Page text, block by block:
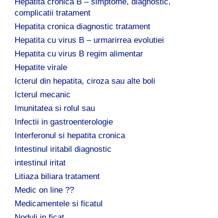
complicatii tratament
Hepatita cronica diagnostic tratament
Hepatita cu virus B – urmarirrea evolutiei
Hepatita cu virus B regim alimentar
Hepatite virale
Icterul din hepatita, ciroza sau alte boli
Icterul mecanic
Imunitatea si rolul sau
Infectii in gastroenterologie
Interferonul si hepatita cronica
Intestinul iritabil diagnostic
intestinul iritat
Litiaza biliara tratament
Medic on line ??
Medicamentele si ficatul